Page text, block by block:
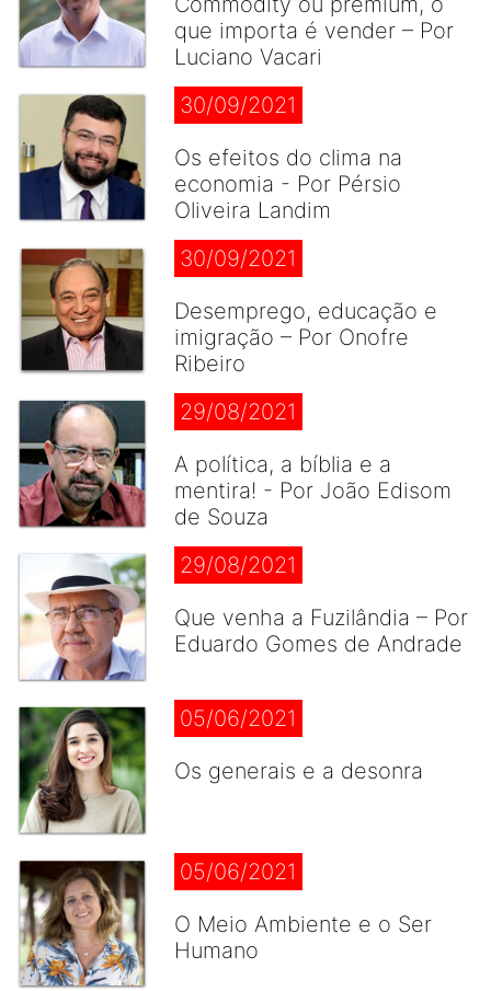
que importa é vender – Por
Luciano Vacari
30/09/2021
Os efeitos do clima na
economia - Por Pérsio
Oliveira Landim
30/09/2021
Desemprego, educação e
imigração – Por Onofre
Ribeiro
29/08/2021
A política, a bíblia e a
mentira! - Por João Edisom
de Souza
29/08/2021
Que venha a Fuzilândia – Por
Eduardo Gomes de Andrade
05/06/2021
Os generais e a desonra
05/06/2021
O Meio Ambiente e o Ser
Humano